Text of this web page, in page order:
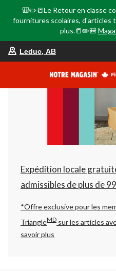
🎒✏️📒Le Retour en classe
fournitures scolaires, d'articles
plus.📒✏️🎒
Leduc, AB
Expédition locale
admissibles de plus de
*Offre exclusive pour les
TriangleMD sur les articles
savoir plus